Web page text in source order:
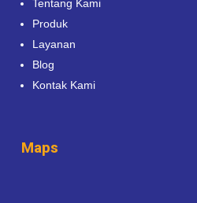
Tentang Kami
Produk
Layanan
Blog
Kontak Kami
Maps